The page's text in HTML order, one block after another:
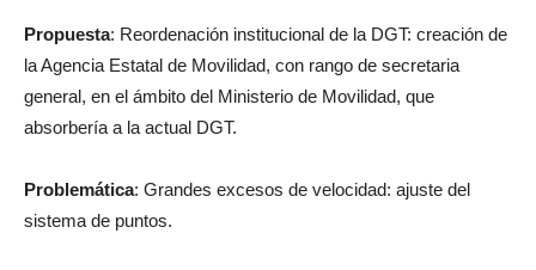
Propuesta: Reordenación institucional de la DGT: creación de
la Agencia Estatal de Movilidad, con rango de secretaria
general, en el ámbito del Ministerio de Movilidad, que
absorbería a la actual DGT.
Problemática: Grandes excesos de velocidad: ajuste del
sistema de puntos.